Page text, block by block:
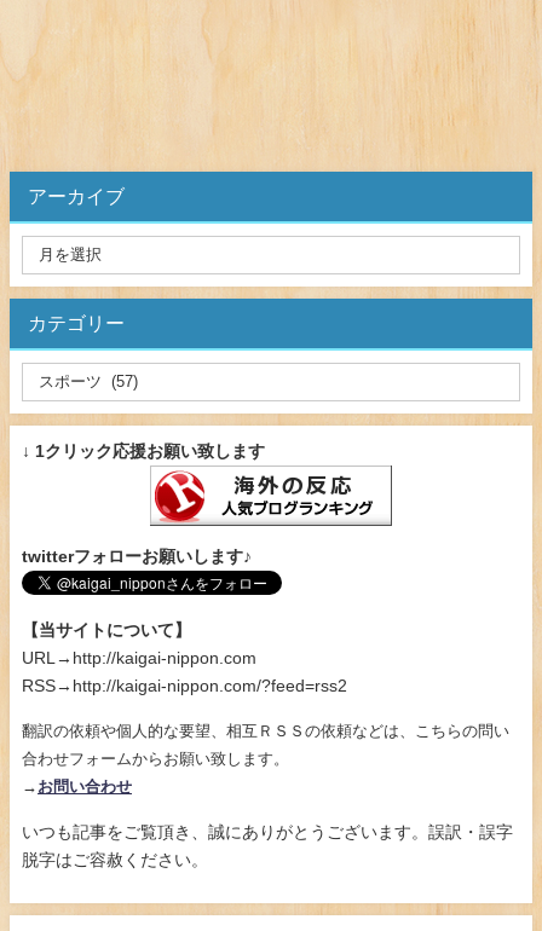
アーカイブ
カテゴリー
↓ 1クリック応援お願い致します
twitterフォローお願いします♪
【当サイトについて】
URL→http://kaigai-nippon.com
RSS→http://kaigai-nippon.com/?feed=rss2
翻訳の依頼や個人的な要望、相互ＲＳＳの依頼などは、こちらの問い
合わせフォームからお願い致します。
→ お問い合わせ
いつも記事をご覧頂き、誠にありがとうございます。誤訳・誤字
脱字はご容赦ください。